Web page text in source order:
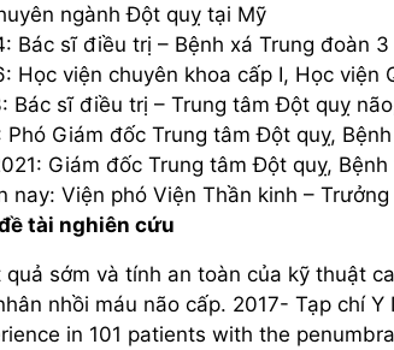
ngành Đột quỵ tại Mỹ
Bác sĩ điều trị – Bệnh xá Trung đoàn
Học viện chuyên khoa cấp I, Học viện
Bác sĩ điều trị – Trung tâm Đột quỵ
Phó Giám đốc Trung tâm Đột quỵ,
Giám đốc Trung tâm Đột quỵ, Bệnh
nay: Viện phó Viện Thần kinh –
tài nghiên cứu
sớm và tính an toàn của kỹ thuật
nhồi máu não cấp. 2017- Tạp chí Y
in 101 patients with the
vị cấp cứu đột quỵ của Bệnh viện
dân 115 có uy tín và chất lượng